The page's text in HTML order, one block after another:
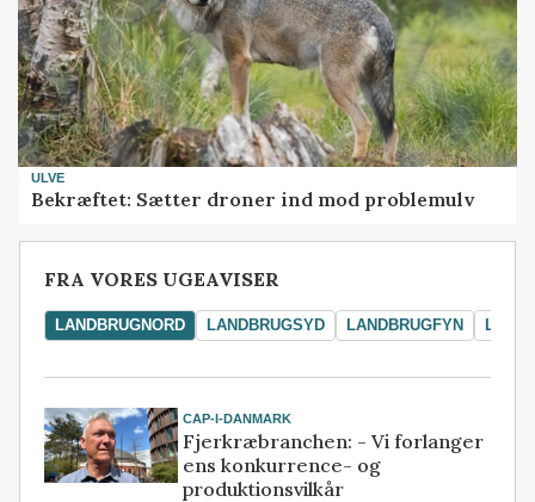
ULVE
Bekræftet: Sætter droner ind mod problemulv
FRA VORES UGEAVISER
LANDBRUGNORD LANDBRUGSYD LANDBRUGFYN
CAP-I-DANMARK
Fjerkræbranchen: - Vi forlanger
ens konkurrence- og
produktionsvilkår